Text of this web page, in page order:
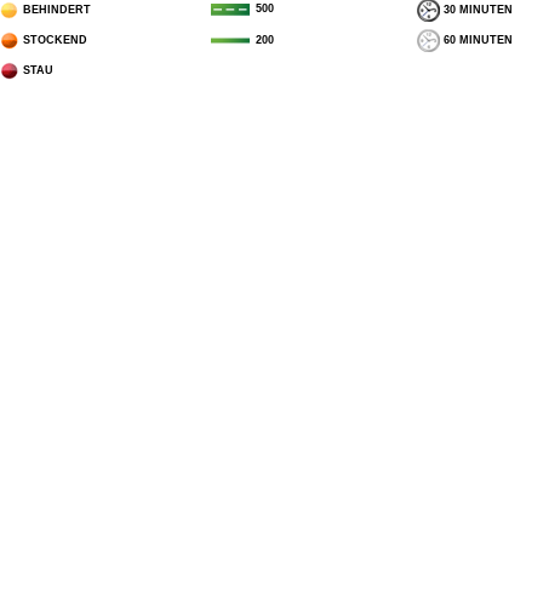
BEHINDERT 500 30 MINUTEN
STOCKEND 200 60 MINUTEN
STAU